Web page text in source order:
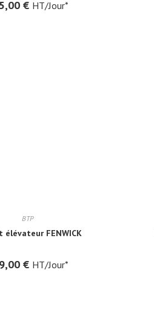
€ HT/Jour*
BTP
élévateur FENWICK
€ HT/Jour*